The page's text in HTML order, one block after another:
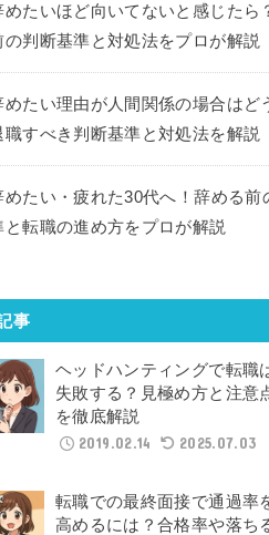
めたいほど向いてないと感じたら
の判断基準と対処法をプロが解説
めたい理由が人間関係の場合はど
職すべき判断基準と対処法を解説
めたい・疲れた30代へ！辞める前
と転職の進め方をプロが解説
事
ヘッドハンティングで転職
失敗する？見極め方と注意
を徹底解説
2019.02.14
2025.07.03
転職での最終面接で通過率
高めるには？合格率や落ち